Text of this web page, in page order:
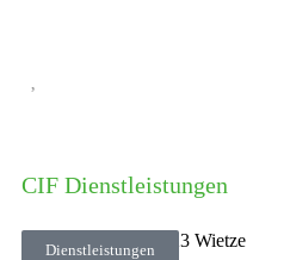
CIF Dienstleistungen
Dienstleistungen
Kiefernweg 7 29323 Wietze